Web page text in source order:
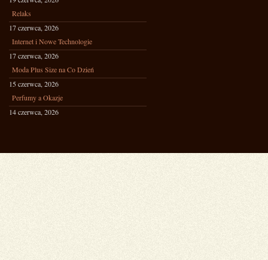
Relaks
17 czerwca, 2026
Internet i Nowe Technologie
17 czerwca, 2026
Moda Plus Size na Co Dzień
15 czerwca, 2026
Perfumy a Okazje
14 czerwca, 2026